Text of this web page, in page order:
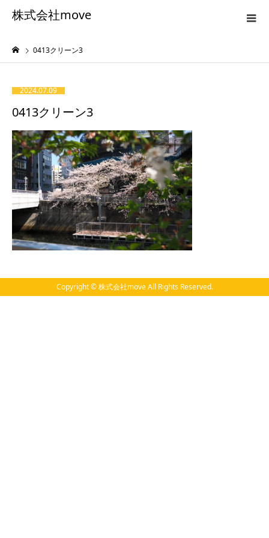
株式会社move
0413クリーン3
2024.07.09
0413クリーン3
Copyright © 株式会社move All Rights Reserved.